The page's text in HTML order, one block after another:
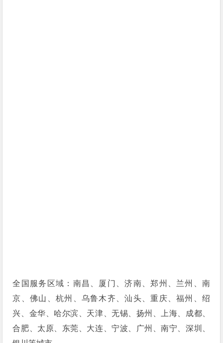
全国服务区域：南昌、厦门、济南、郑州、兰州、南
京、佛山、杭州、乌鲁木齐、汕头、重庆、福州、绍
兴、金华、哈尔滨、天津、无锡、扬州、上海、成都、
合肥、太原、东莞、大连、宁波、广州、南宁、深圳、